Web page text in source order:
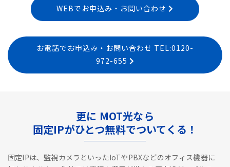
WEBでお申込み・お問い合わせ
お電話でお申込み・お問い合わせ TEL:0120-
972-655
更に MOT光なら
固定IPがひとつ無料でついてくる！
固定IPは、監視カメラといったIoTやPBXなどのオフィス機器に